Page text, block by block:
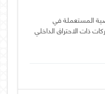
المستعملة في
ذات الاحتراق الداخلي